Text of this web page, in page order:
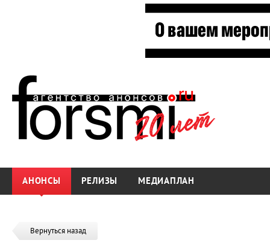
АНОНСЫ РЕЛИЗЫ МЕДИАПЛАН
Вернуться назад